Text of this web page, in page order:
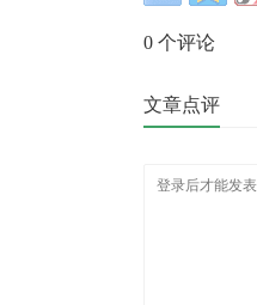
0 个评论
文章点评